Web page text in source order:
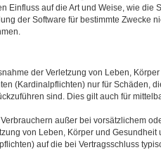
Einfluss auf die Art und Weise, wie die
der Software für bestimmte Zwecke
der Verletzung von Leben,
(Kardinalpflichten) nur für Schäden,
sind. Dies gilt auch für
außer bei vorsätzlichem
von Leben, Körper und
auf die bei Vertragsschluss